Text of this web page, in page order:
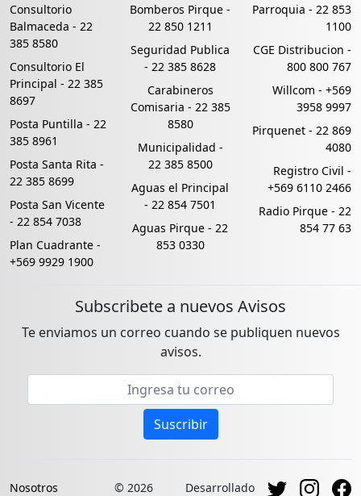
Consultorio
Balmaceda - 22
385 8580
Consultorio El
Principal - 22 385
8697
Posta Puntilla - 22
385 8961
Posta Santa Rita -
22 385 8699
Posta San Vicente
- 22 854 7038
Plan Cuadrante -
+569 9929 1900
Bomberos Pirque -
22 850 1211
Seguridad Publica
- 22 385 8628
Carabineros
Comisaria - 22 385
8580
Municipalidad -
22 385 8500
Aguas el Principal
- 22 854 7501
Aguas Pirque - 22
853 0330
Parroquia - 22 853
1100
CGE Distribucion -
800 800 767
Willcom - +569
3958 9997
Pirquenet - 22 869
4080
Registro Civil -
+569 6110 2466
Radio Pirque - 22
854 77 63
Subscribete a nuevos Avisos
Te enviamos un correo cuando se publiquen nuevos
avisos.
Email address
Suscribir
Nosotros © 2026 Desarrollado